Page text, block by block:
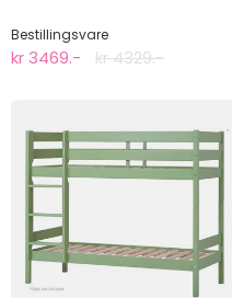
Bestillingsvare
kr 3469.- kr 4329.-